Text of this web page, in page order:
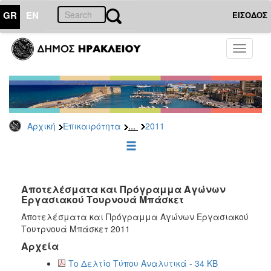
GR EN ΕΙΣΟΔΟΣ
Toggle
Αρχική Επικαιρότητα ... 2011
ΕΠΙΚΑΙΡΟΤΗΤΑ
Τύπου
Αρχείο
2026
2025
2022
2021
2020
2019
2018
Αποτελέσματα και Πρόγραμμα Αγώνων
Εργασιακού Τουρνουά Μπάσκετ
Αποτελέσματα και Πρόγραμμα Αγώνων Εργασιακού
Τουτρνουά Μπάσκετ 2011
Αρχεία
Το Δελτίο Τύπου Αναλυτικά - 34 KB